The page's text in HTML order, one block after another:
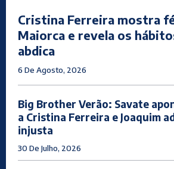
Cristina Ferreira mostra
Maiorca e revela os
abdica
6 De Agosto, 2026
Big Brother Verão: Savate
a Cristina Ferreira e Joaquim
injusta
30 De Julho, 2026